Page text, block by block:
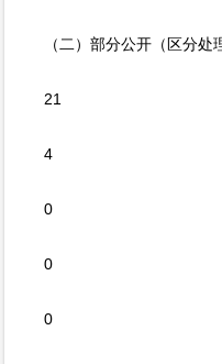
（二）部分公开（区分处理
21
4
0
0
0